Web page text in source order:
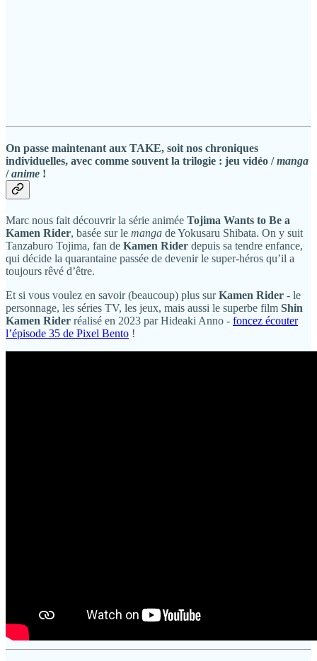
On passe maintenant aux TAKE, soit nos chroniques
individuelles, avec comme souvent la trilogie : jeu vidéo /manga
/anime !
Marc nous fait découvrir la série animée Tojima Wants to Be a
Kamen Rider, basée sur le manga de Yokusaru Shibata. On y suit
Tanzaburo Tojima, fan de Kamen Rider depuis sa tendre enfance,
qui décide la quarantaine passée de devenir le super-héros qu’il a
toujours rêvé d’être.
Et si vous voulez en savoir (beaucoup) plus surKamen Rider - le
personnage, les séries TV, les jeux, mais aussi le superbe film Shin
Kamen Rider réalisé en 2023 par Hideaki Anno - foncez écouter
l’épisode 35 de Pixel Bento !